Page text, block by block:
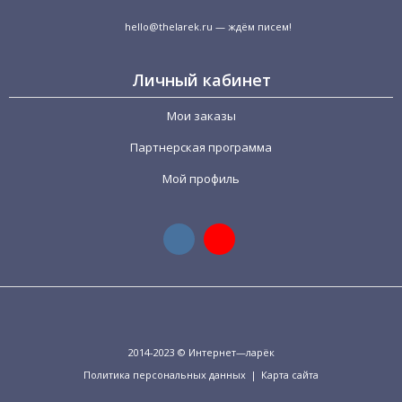
hello@thelarek.ru — ждём писем!
Личный кабинет
Мои заказы
Партнерская программа
Мой профиль
2014-2023 © Интернет—ларёк
Политика персональных данных | Карта сайта